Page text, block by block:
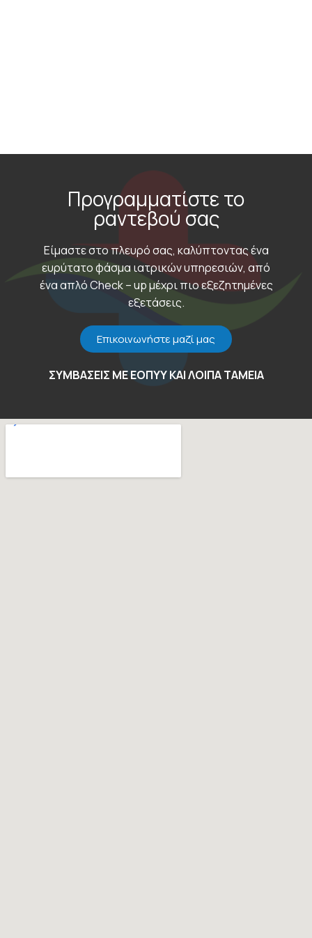
Προγραμματίστε το
ραντεβού σας
Είμαστε στο πλευρό σας, καλύπτοντας ένα
ευρύτατο φάσμα ιατρικών υπηρεσιών, από
ένα απλό Check – up μέχρι πιο εξεζητημένες
εξετάσεις.
Επικοινωνήστε μαζί μας
ΣΥΜΒΑΣΕΙΣ ΜΕ ΕΟΠΥΥ ΚΑΙ ΛΟΙΠΑ ΤΑΜΕΙΑ